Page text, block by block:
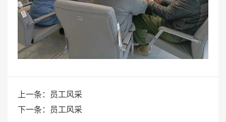
上一条：员工风采
下一条：员工风采